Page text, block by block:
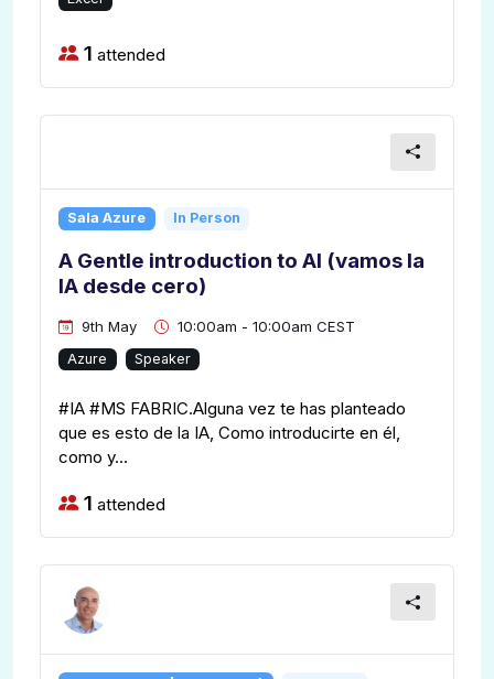
1 attended
Sala Azure In Person
A Gentle introduction to AI (vamos la
IA desde cero)
9th May 10:00am - 10:00am CEST
Azure Speaker
#IA #MS FABRIC.Alguna vez te has planteado
que es esto de la IA, Como introducirte en él,
como y...
1 attended